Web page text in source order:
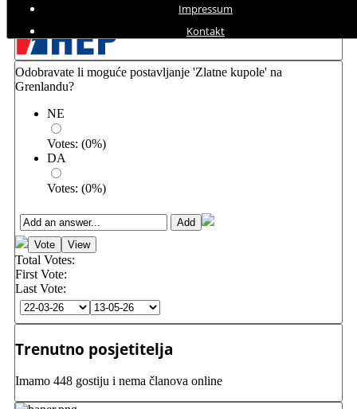
Impressum
Kontakt
Powered by OrdaSoft!
Odobravate li moguće postavljanje 'Zlatne kupole' na
Grenlandu?
NE
Votes: (0%)
DA
Votes: (0%)
Total Votes:
First Vote:
Last Vote:
Trenutno posjetitelja
Imamo 448 gostiju i nema članova online